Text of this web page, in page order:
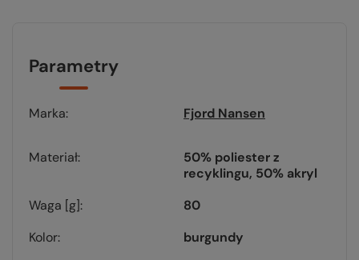
Parametry
Marka Fjord Nansen
Materiał
50% poliester z
recyklingu, 50% akryl
Waga [g]
80
Kolor
burgundy